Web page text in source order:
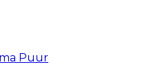
Puur